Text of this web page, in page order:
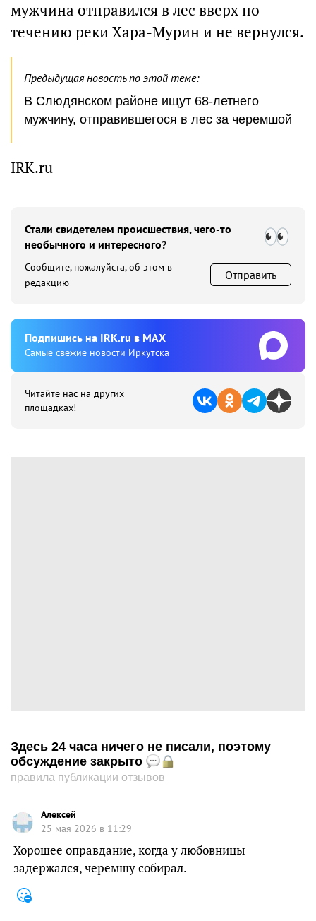
мужчина отправился в лес вверх по
течению реки Хара-Мурин и не вернулся.
Предыдущая новость по этой теме:
В Слюдянском районе ищут 68-летнего
мужчину, отправившегося в лес за черемшой
IRK.ru
Стали свидетелем происшествия, чего-то
необычного и интересного?
Сообщите, пожалуйста, об этом в
редакцию
Отправить
Подпишиcь на IRK.ru в MAX
Cамые свежие новости Иркутска
Читайте нас на других
площадках!
Здесь 24 часа ничего не писали, поэтому
обсуждение закрыто
правила публикации отзывов
Алексей
25 мая 2026 в 11:29
Хорошее оправдание, когда у любовницы
задержался, черемшу собирал.